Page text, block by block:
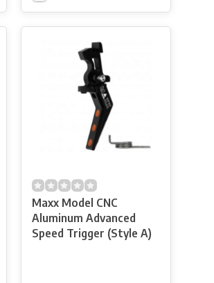
Maxx Model CNC
Aluminum Advanced
Speed Trigger (Style A)